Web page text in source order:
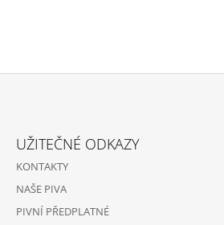
R
UŽITEČNÉ ODKAZY
KONTAKTY
NAŠE PIVA
PIVNÍ PŘEDPLATNÉ